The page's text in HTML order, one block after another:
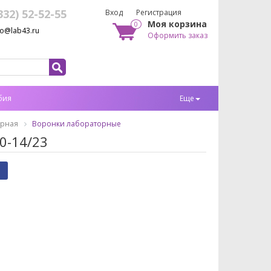
52-52-55 Вход Регистрация
0 Моя корзина
Оформить заказ
Еще
Воронки лабораторные
14/23